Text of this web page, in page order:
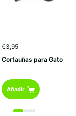
€3,95
Cortauñas para Gato
Añadir